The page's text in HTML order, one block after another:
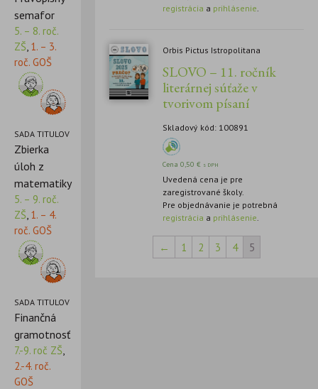
semafor
5. – 8. roč.
ZŠ,1. – 3.
roč. GOŠ
SADA TITULOV
Zbierka
úloh z
matematiky
5. – 9. roč.
ZŠ, 1. – 4.
roč. GOŠ
SADA TITULOV
Finančná
gramotnosť
7.-9. roč ZŠ,
2.-4. roč.
GOŠ
registrácia a prihlásenie
Orbis Pictus Istropolitana
SLOVO – 11. ročník
literárnej súťaže v
tvorivom písaní
Skladový kód: 100891
Cena0,50€ s DPH
Uvedená cena je pre
zaregistrované školy.
Pre objednávanie je potrebná
registrácia a prihlásenie.
← 1 2 3 4 5